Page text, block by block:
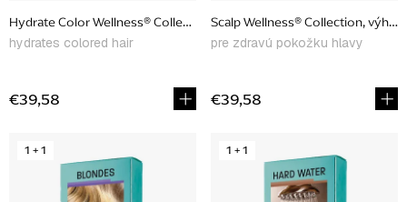
u
k
o
Hydrate Color Wellness® Collection, výhodný set
hydrates colored hair
€39,58
Scalp Wellness® Collection,
pre zdravú pokožku hlavy
€39,58
1 + 1 1 + 1